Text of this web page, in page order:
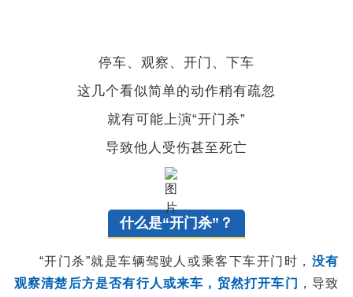
停车、观察、开门、下车
这几个看似简单的动作稍有疏忽
就有可能上演“开门杀”
导致他人受伤甚至死亡
什么是“开门杀”？
“开门杀”就是车辆驾驶人或乘客下车开门时， 没有
观察清楚后方是否有行人或来车，贸然打开车门
，导致